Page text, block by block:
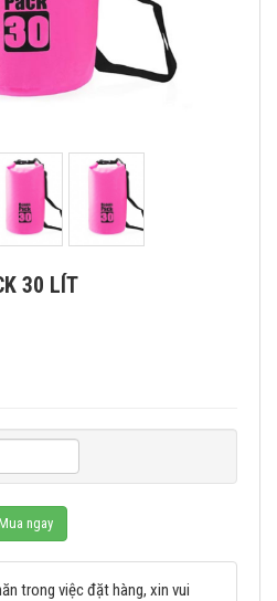
30 LÍT
ngay
trong việc đặt hàng, xin vui